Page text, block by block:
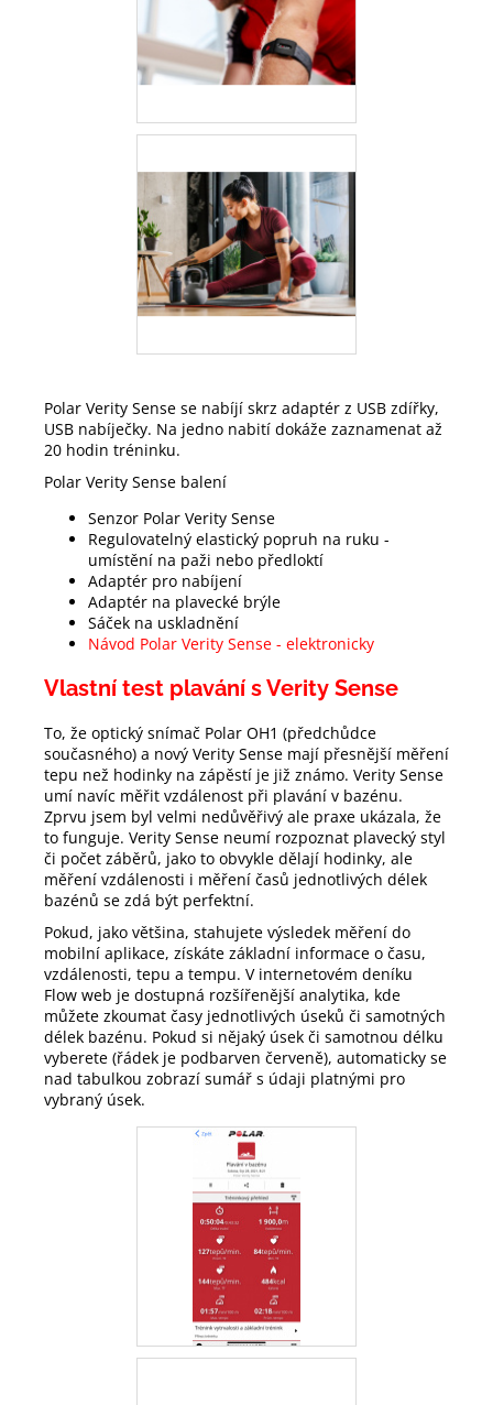
Polar Verity Sense se nabíjí skrz adaptér z USB zdířky,
USB nabíječky. Na jedno nabití dokáže zaznamenat až
20 hodin tréninku.
Polar Verity Sense balení
Senzor Polar Verity Sense
Regulovatelný elastický popruh na ruku -
umístění na paži nebo předloktí
Adaptér pro nabíjení
Adaptér na plavecké brýle
Sáček na uskladnění
Návod Polar Verity Sense - elektronicky
Vlastní test plavání s Verity Sense
To, že optický snímač Polar OH1 (předchůdce
současného) a nový Verity Sense mají přesnější měření
tepu než hodinky na zápěstí je již známo. Verity Sense
umí navíc měřit vzdálenost při plavání v bazénu.
Zprvu jsem byl velmi nedůvěřivý ale praxe ukázala, že
to funguje. Verity Sense neumí rozpoznat plavecký styl
či počet záběrů, jako to obvykle dělají hodinky, ale
měření vzdálenosti i měření časů jednotlivých délek
bazénů se zdá být perfektní.
Pokud, jako většina, stahujete výsledek měření do
mobilní aplikace, získáte základní informace o času,
vzdálenosti, tepu a tempu. V internetovém deníku
Flow web je dostupná rozšířenější analytika, kde
můžete zkoumat časy jednotlivých úseků či samotných
délek bazénu. Pokud si nějaký úsek či samotnou délku
vyberete (řádek je podbarven červeně), automaticky se
nad tabulkou zobrazí sumář s údaji platnými pro
vybraný úsek.